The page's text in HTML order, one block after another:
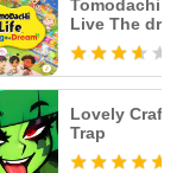
Tomodachi
Live The
Lovely Craft
Trap